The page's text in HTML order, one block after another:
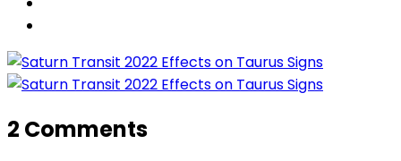
2 Comments